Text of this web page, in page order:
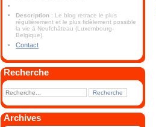
Description : Le blog retrace le plus
régulièrement et le plus fidèlement possible
la vie à Neufchâteau (Luxembourg-
Belgique).
Contact
Recherche
Archives